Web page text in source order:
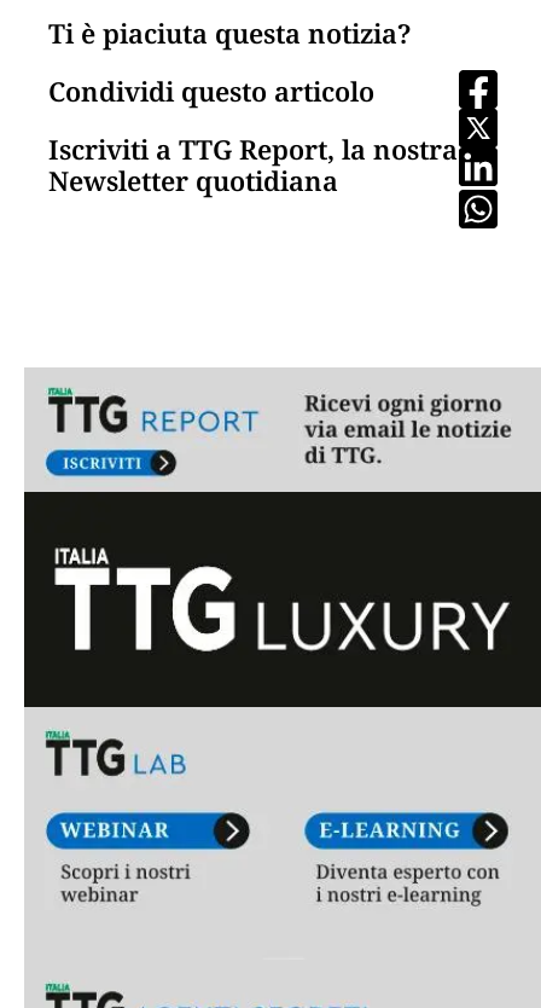
Ti è piaciuta questa notizia?
Condividi questo articolo
Iscriviti a TTG Report, la nostra
Newsletter quotidiana